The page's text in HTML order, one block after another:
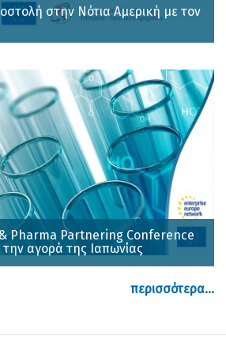
στην Νότια Αμερική με τον
Pharma Partnering Conference
αγορά της Ιαπωνίας
περισσότερα...